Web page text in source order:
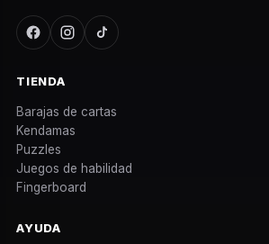
TIENDA
Barajas de cartas
Kendamas
Puzzles
Juegos de habilidad
Fingerboard
AYUDA